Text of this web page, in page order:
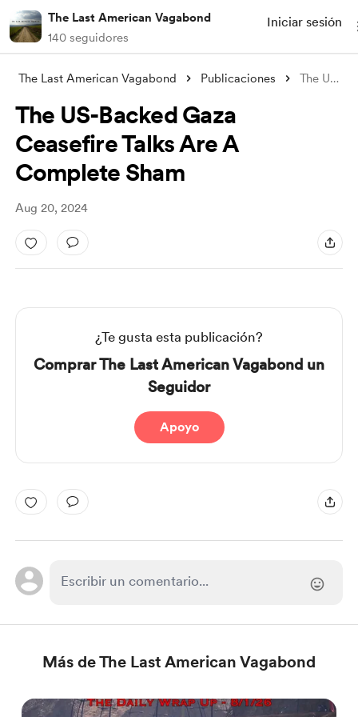
The Last American Vagabond
140 seguidores
Iniciar sesión
The Last American Vagabond Publicaciones The US-Backed Gaza Ceasefire Talks Are A
The US-Backed Gaza
Ceasefire Talks Are A
Complete Sham
Aug 20, 2024
¿Te gusta esta publicación?
Comprar The Last American Vagabond un
Seguidor
Apoyo
Más de The Last American Vagabond